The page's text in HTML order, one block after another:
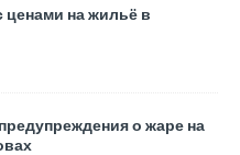
ценами на жильё в
о жаре на